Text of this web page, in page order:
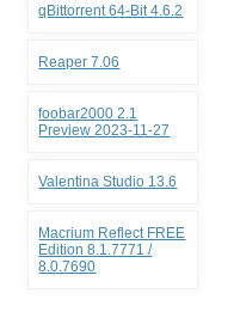
qBittorrent 64-Bit 4.6.2
Reaper 7.06
foobar2000 2.1
Preview 2023-11-27
Valentina Studio 13.6
Macrium Reflect FREE
Edition 8.1.7771 /
8.0.7690